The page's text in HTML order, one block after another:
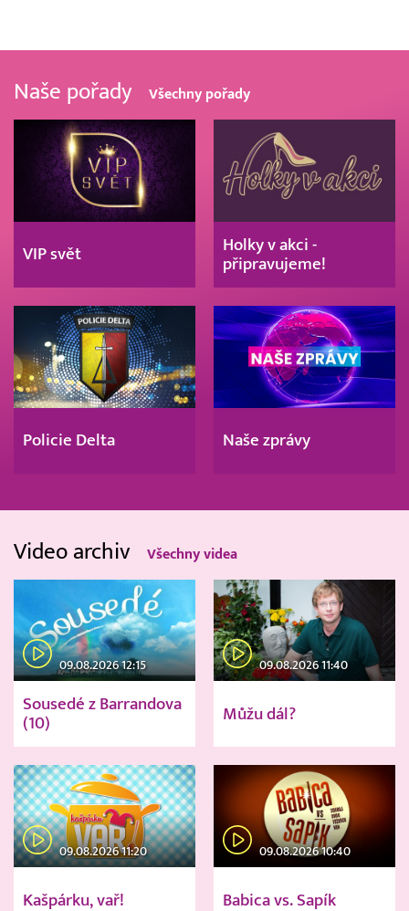
Naše pořady Všechny pořady
VIP svět
Holky v akci -
připravujeme!
Policie Delta Naše zprávy
Video archiv Všechny videa
09.08.2026 12:15
Sousedé z Barrandova
(10)
09.08.2026 11:40
Můžu dál?
09.08.2026 11:20
Kašpárku, vař!
09.08.2026 10:40
Babica vs. Sapík